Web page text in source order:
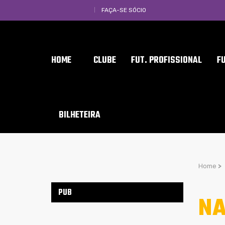
FAÇA-SE SÓCIO
HOME CLUBE FUT. PROFISSIONAL
BILHETEIRA
Home >
PUB